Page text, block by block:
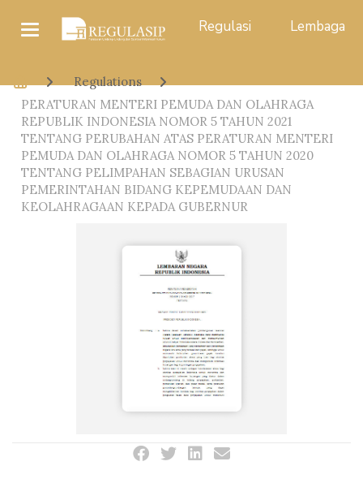
Regulasi Lembaga
Regulations
PERATURAN MENTERI PEMUDA DAN OLAHRAGA
REPUBLIK INDONESIA NOMOR 5 TAHUN 2021
TENTANG PERUBAHAN ATAS PERATURAN MENTERI
PEMUDA DAN OLAHRAGA NOMOR 5 TAHUN 2020
TENTANG PELIMPAHAN SEBAGIAN URUSAN
PEMERINTAHAN BIDANG KEPEMUDAAN DAN
KEOLAHRAGAAN KEPADA GUBERNUR